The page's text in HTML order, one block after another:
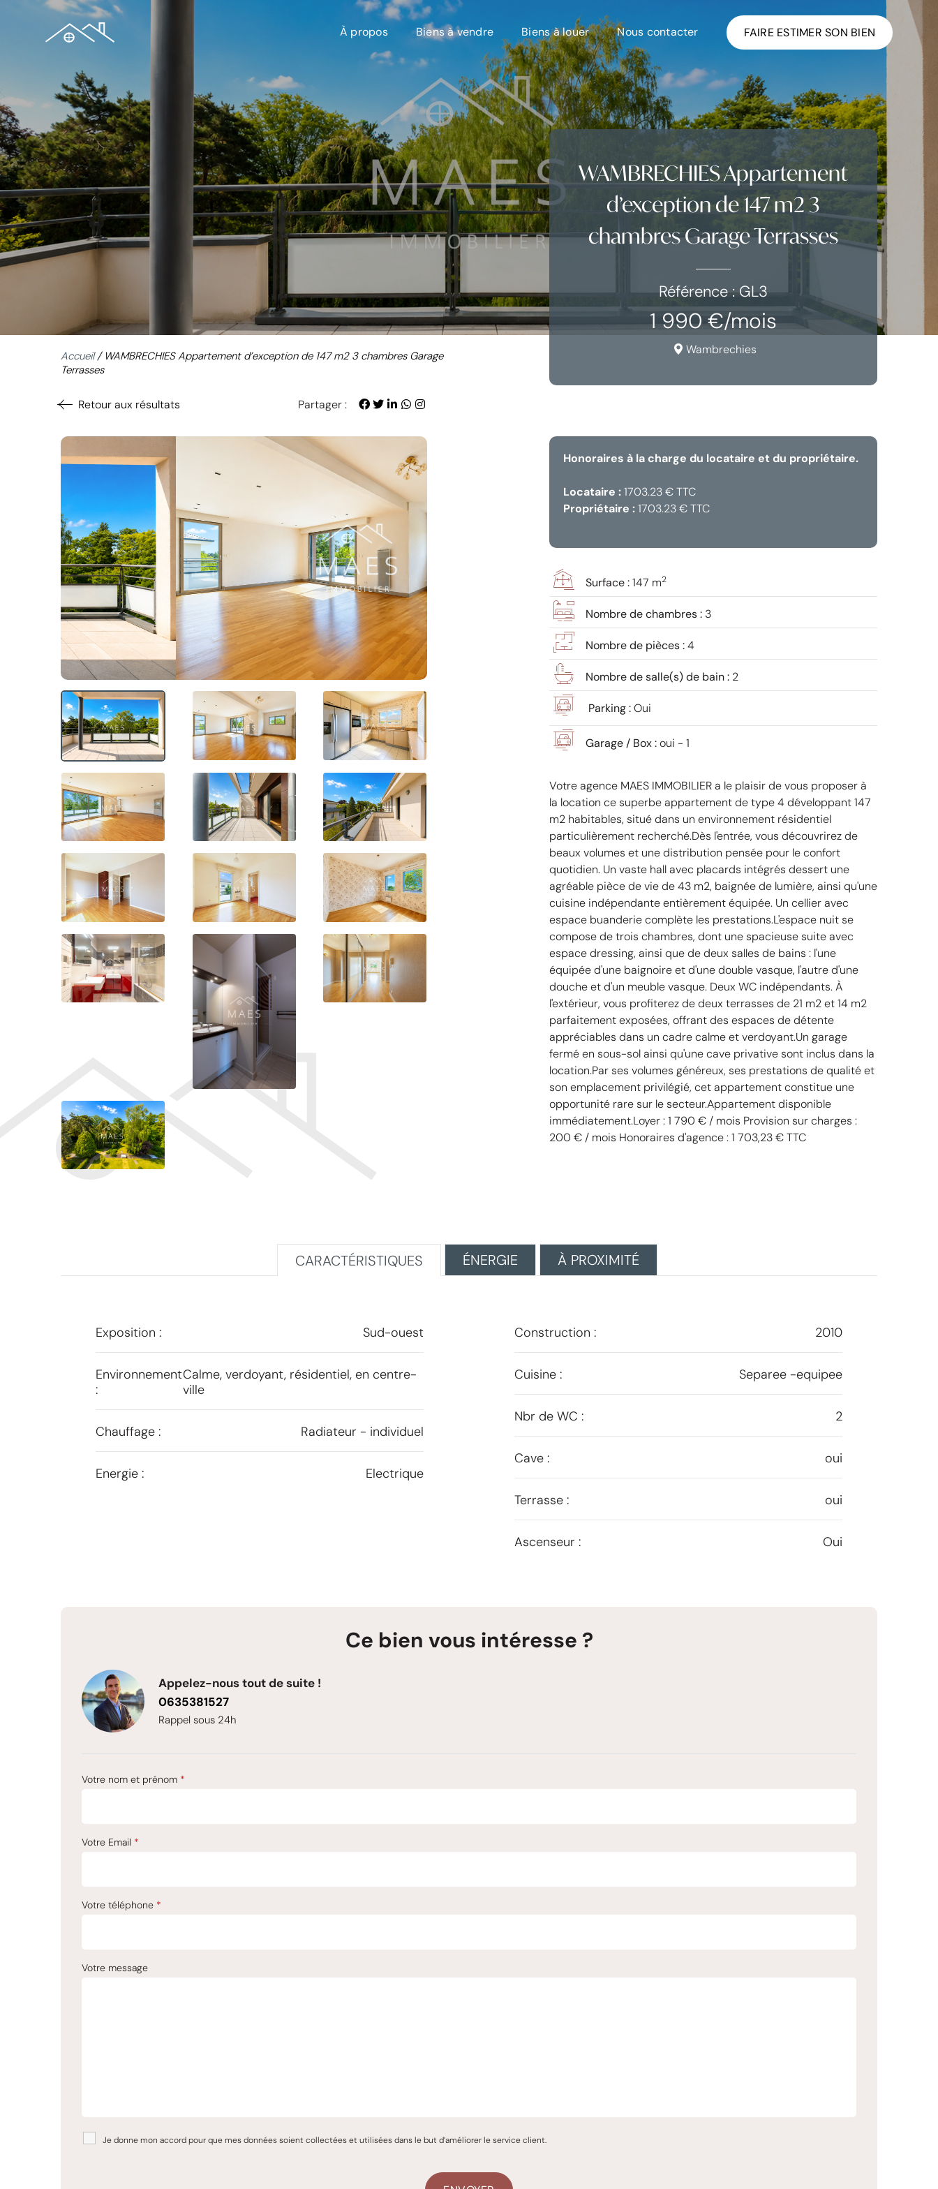
À propos Biens à vendre Biens à louer Nous contacter FAIRE ESTIMER SON BIEN
WAMBRECHIES Appartement
d’exception de 147 m2 3
chambres Garage Terrasses
Référence : GL3
1 990 €/mois
Wambrechies
Accueil/ WAMBRECHIES Appartement d’exception de 147 m2 3 chambres Garage
Terrasses
Retour aux résultats Partager :
Honoraires à la charge du locataire et du propriétaire.
Locataire :1703.23 € TTC
Propriétaire :1703.23 € TTC
Surface :147 m2
Nombre de chambres : 3
Nombre de pièces :4
Nombre de salle(s) de bain : 2
Parking :Oui
Garage / Box :oui - 1
Votre agence MAES IMMOBILIER a le plaisir de vous proposer à
la location ce superbe appartement de type 4 développant 147
m2 habitables, situé dans un environnement résidentiel
particulièrement recherché.Dès l'entrée, vous découvrirez de
beaux volumes et une distribution pensée pour le confort
quotidien. Un vaste hall avec placards intégrés dessert une
agréable pièce de vie de 43 m2, baignée de lumière, ainsi qu'une
cuisine indépendante entièrement équipée. Un cellier avec
espace buanderie complète les prestations.L'espace nuit se
compose de trois chambres, dont une spacieuse suite avec
espace dressing, ainsi que de deux salles de bains : l'une
équipée d'une baignoire et d'une double vasque, l'autre d'une
douche et d'un meuble vasque. Deux WC indépendants. À
l'extérieur, vous profiterez de deux terrasses de 21 m2 et 14 m2
parfaitement exposées, offrant des espaces de détente
appréciables dans un cadre calme et verdoyant.Un garage
fermé en sous-sol ainsi qu'une cave privative sont inclus dans la
location.Par ses volumes généreux, ses prestations de qualité et
son emplacement privilégié, cet appartement constitue une
opportunité rare sur le secteur.Appartement disponible
immédiatement.Loyer : 1 790 € / mois Provision sur charges :
200 € / mois Honoraires d'agence : 1 703,23 € TTC
CARACTÉRISTIQUES ÉNERGIE À PROXIMITÉ
Exposition : Sud-ouest
Environnement
:
Calme, verdoyant, résidentiel, en centre-
ville
Chauffage : Radiateur - individuel
Energie : Electrique
Construction : 2010
Cuisine : Separee -equipee
Nbr de WC : 2
Cave : oui
Terrasse : oui
Ascenseur : Oui
Ce bien vous intéresse ?
Appelez-nous tout de suite !
0635381527
Rappel sous 24h
Votre nom et prénom *
Votre Email *
Votre téléphone *
Votre message
Je donne mon accord pour que mes données soient collectées et utilisées dans le but d’améliorer le service client.